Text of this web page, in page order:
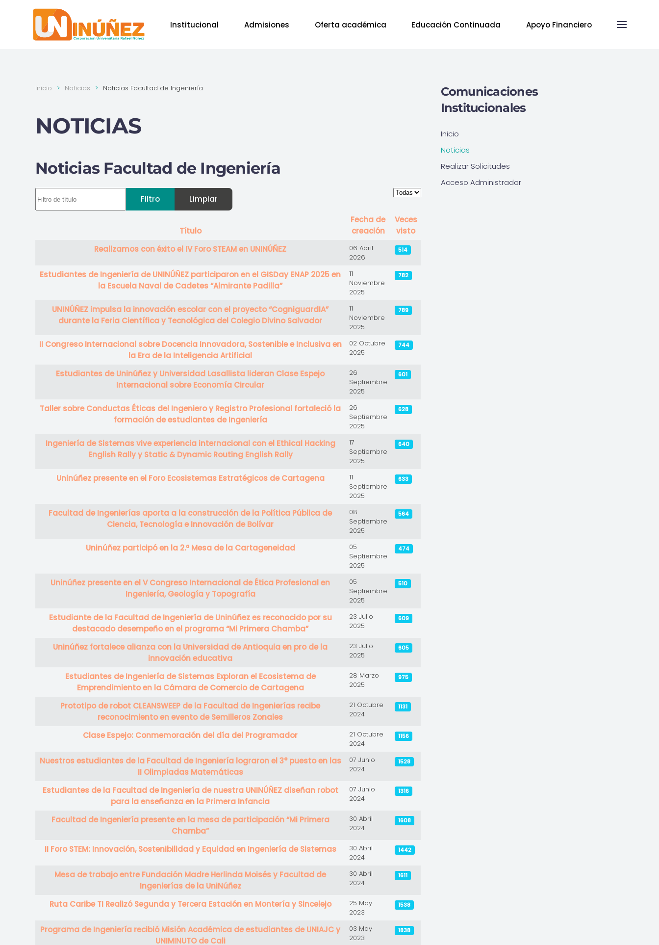
Skip to main content Institucional Admisiones Oferta académica Educación Continuada Apoyo Financiero
Inicio Noticias Noticias Facultad de Ingeniería
NOTICIAS
Noticias Facultad de Ingeniería
Filtro Limpiar
Cantidad
Título
Fecha de
creación
Veces
visto
Realizamos con éxito el IV Foro STEAM en UNINÚÑEZ
06 Abril
2026
514
Estudiantes de Ingeniería de UNINÚÑEZ participaron en el GISDay ENAP 2025 en
la Escuela Naval de Cadetes “Almirante Padilla”
11
Noviembre
2025
782
UNINÚÑEZ impulsa la innovación escolar con el proyecto “CogniguardIA”
durante la Feria Científica y Tecnológica del Colegio Divino Salvador
11
Noviembre
2025
789
II Congreso Internacional sobre Docencia Innovadora, Sostenible e Inclusiva en
la Era de la Inteligencia Artificial
02 Octubre
2025
744
Estudiantes de Uninúñez y Universidad Lasallista lideran Clase Espejo
Internacional sobre Economía Circular
26
Septiembre
2025
601
Taller sobre Conductas Éticas del Ingeniero y Registro Profesional fortaleció la
formación de estudiantes de Ingeniería
26
Septiembre
2025
628
Ingeniería de Sistemas vive experiencia internacional con el Ethical Hacking
English Rally y Static & Dynamic Routing English Rally
17
Septiembre
2025
640
Uninúñez presente en el Foro Ecosistemas Estratégicos de Cartagena
11
Septiembre
2025
633
Facultad de Ingenierías aporta a la construcción de la Política Pública de
Ciencia, Tecnología e Innovación de Bolívar
08
Septiembre
2025
564
Uninúñez participó en la 2.ª Mesa de la Cartageneidad
05
Septiembre
2025
474
Uninúñez presente en el V Congreso Internacional de Ética Profesional en
Ingeniería, Geología y Topografía
05
Septiembre
2025
510
Estudiante de la Facultad de Ingeniería de Uninúñez es reconocido por su
destacado desempeño en el programa “Mi Primera Chamba”
23 Julio
2025
609
Uninúñez fortalece alianza con la Universidad de Antioquia en pro de la
innovación educativa
23 Julio
2025
605
Estudiantes de Ingeniería de Sistemas Exploran el Ecosistema de
Emprendimiento en la Cámara de Comercio de Cartagena
28 Marzo
2025
975
Prototipo de robot CLEANSWEEP de la Facultad de Ingenierías recibe
reconocimiento en evento de Semilleros Zonales
21 Octubre
2024
1131
Clase Espejo: Conmemoración del día del Programador
21 Octubre
2024
1156
Nuestros estudiantes de la Facultad de Ingeniería lograron el 3° puesto en las
II Olimpiadas Matemáticas
07 Junio
2024
1528
Estudiantes de la Facultad de Ingeniería de nuestra UNINÚÑEZ diseñan robot
para la enseñanza en la Primera Infancia
07 Junio
2024
1316
Facultad de Ingeniería presente en la mesa de participación “Mi Primera
Chamba”
30 Abril
2024
1608
II Foro STEM: Innovación, Sostenibilidad y Equidad en Ingeniería de Sistemas
30 Abril
2024
1442
Mesa de trabajo entre Fundación Madre Herlinda Moisés y Facultad de
Ingenierías de la UniNúñez
30 Abril
2024
1611
Ruta Caribe TI Realizó Segunda y Tercera Estación en Montería y Sincelejo
25 May
2023
1538
Programa de Ingeniería recibió Misión Académica de estudiantes de UNIAJC y
UNIMINUTO de Cali
03 May
2023
1838
Comunicaciones
Institucionales
Inicio
Noticias
Realizar Solicitudes
Acceso Administrador